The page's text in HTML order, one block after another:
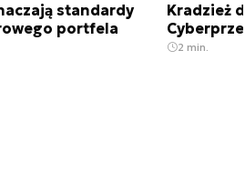
standardy
portfela
Kradzież
2 min.